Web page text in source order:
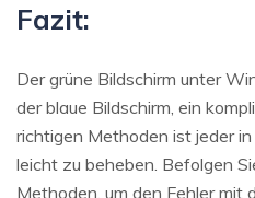
Fazit:
Der grüne Bildschirm unter
der blaue Bildschirm, ein
richtigen Methoden ist jeder
leicht zu beheben. Befolgen
Methoden, um den Fehler mit